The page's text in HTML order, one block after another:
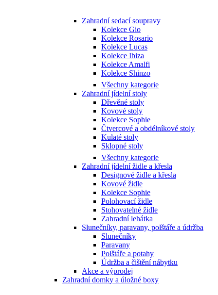
Zahradní sedací soupravy
Kolekce Gio
Kolekce Rosario
Kolekce Lucas
Kolekce Ibiza
Kolekce Amalfi
Kolekce Shinzo
Všechny kategorie
Zahradní jídelní stoly
Dřevěné stoly
Kovové stoly
Kolekce Sophie
Čtvercové a obdélníkové stoly
Kulaté stoly
Sklopné stoly
Všechny kategorie
Zahradní jídelní židle a křesla
Designové židle a křesla
Kovové židle
Kolekce Sophie
Polohovací židle
Stohovatelné židle
Zahradní lehátka
Slunečníky, paravany, polštáře a údržba
Slunečníky
Paravany
Polštáře a potahy
Údržba a čištění nábytku
Akce a výprodej
Zahradní domky a úložné boxy